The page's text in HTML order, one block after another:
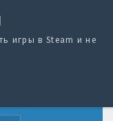
игры в Steam и не